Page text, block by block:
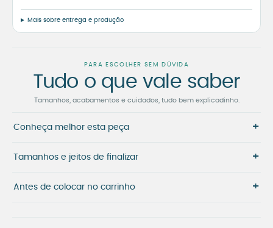
Mais sobre entrega e produção
PARA ESCOLHER SEM DÚVIDA
Tudo o que vale saber
Tamanhos, acabamentos e cuidados, tudo bem explicadinho.
Conheça melhor esta peça +
Tamanhos e jeitos de finalizar +
Antes de colocar no carrinho +